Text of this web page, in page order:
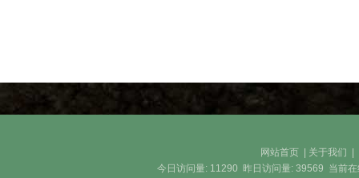
网站首页 关于我们
今日访问量: 11290 昨日访问量: 39569 当前